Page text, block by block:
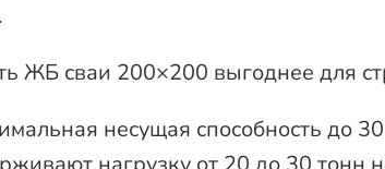
ЖБ сваи 200×200 выгоднее для
несущая способность до